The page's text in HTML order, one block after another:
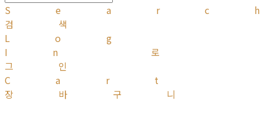
검색
Log
In
로
그인
Cart
장바구니